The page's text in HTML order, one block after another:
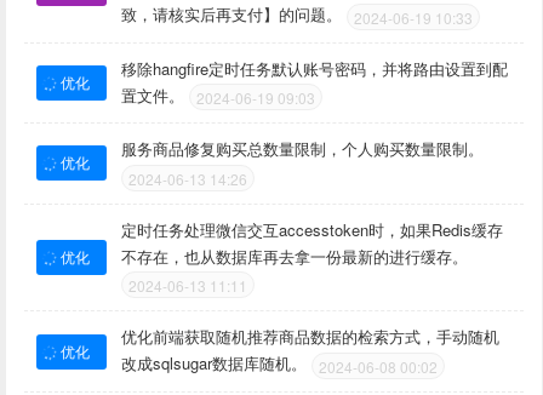
致，请核实后再支付】的问题。
2024-06-19 10:33
优化
移除hangfire定时任务默认账号密码，并将路由设置到配
置文件。
2024-06-19 09:03
优化
服务商品修复购买总数量限制，个人购买数量限制。
2024-06-13 14:26
优化
定时任务处理微信交互accesstoken时，如果Redis缓存
不存在，也从数据库再去拿一份最新的进行缓存。
2024-06-13 11:11
优化
优化前端获取随机推荐商品数据的检索方式，手动随机
改成sqlsugar数据库随机。
2024-06-08 00:02